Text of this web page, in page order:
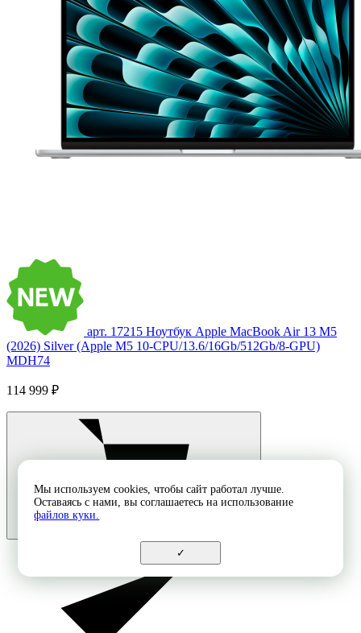
арт. 17215 Ноутбук Apple MacBook Air 13 M5
(2026) Silver (Apple M5 10-CPU/13.6/16Gb/512Gb/8-GPU)
MDH74
114 999 ₽
Мы используем cookies, чтобы сайт работал лучше.
Оставаясь с нами, вы соглашаетесь на использование
файлов куки.
✓